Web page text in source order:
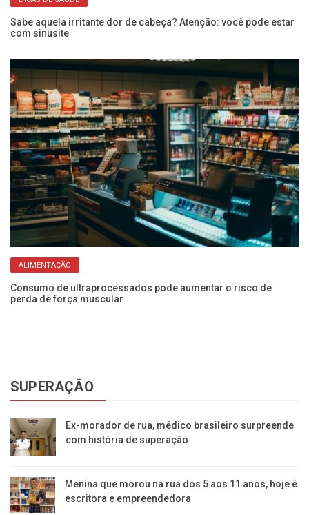
Sabe aquela irritante dor de cabeça? Atenção: você pode estar
com sinusite
ALIMENTAÇÃO
Consumo de ultraprocessados pode aumentar o risco de
perda de força muscular
SUPERAÇÃO
Ex-morador de rua, médico brasileiro surpreende
com história de superação
Menina que morou na rua dos 5 aos 11 anos, hoje é
escritora e empreendedora